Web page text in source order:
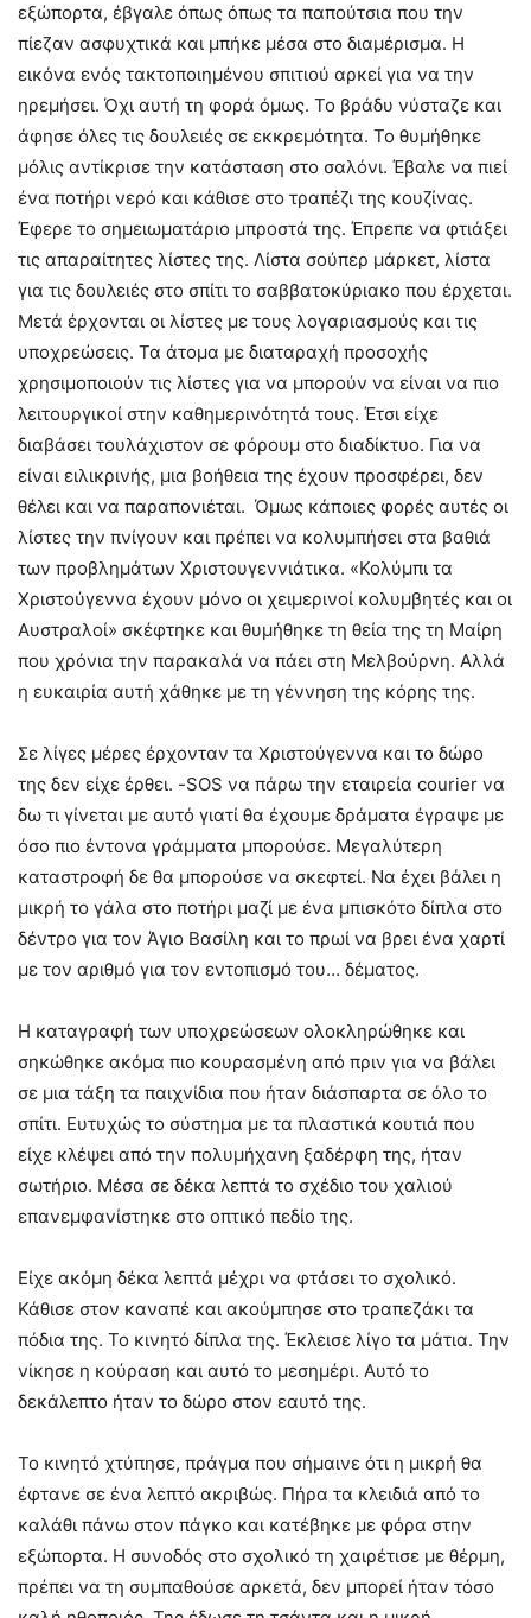
εξώπορτα, έβγαλε όπως όπως τα παπούτσια που την
πίεζαν ασφυχτικά και μπήκε μέσα στο διαμέρισμα. Η
εικόνα ενός τακτοποιημένου σπιτιού αρκεί για να την
ηρεμήσει. Όχι αυτή τη φορά όμως. Το βράδυ νύσταζε και
άφησε όλες τις δουλειές σε εκκρεμότητα. Το θυμήθηκε
μόλις αντίκρισε την κατάσταση στο σαλόνι. Έβαλε να πιεί
ένα ποτήρι νερό και κάθισε στο τραπέζι της κουζίνας.
Έφερε το σημειωματάριο μπροστά της. Έπρεπε να φτιάξει
τις απαραίτητες λίστες της. Λίστα σούπερ μάρκετ, λίστα
για τις δουλειές στο σπίτι το σαββατοκύριακο που έρχεται.
Μετά έρχονται οι λίστες με τους λογαριασμούς και τις
υποχρεώσεις. Τα άτομα με διαταραχή προσοχής
χρησιμοποιούν τις λίστες για να μπορούν να είναι να πιο
λειτουργικοί στην καθημερινότητά τους. Έτσι είχε
διαβάσει τουλάχιστον σε φόρουμ στο διαδίκτυο. Για να
είναι ειλικρινής, μια βοήθεια της έχουν προσφέρει, δεν
θέλει και να παραπονιέται. Όμως κάποιες φορές αυτές οι
λίστες την πνίγουν και πρέπει να κολυμπήσει στα βαθιά
των προβλημάτων Χριστουγεννιάτικα. «Κολύμπι τα
Χριστούγεννα έχουν μόνο οι χειμερινοί κολυμβητές και οι
Αυστραλοί» σκέφτηκε και θυμήθηκε τη θεία της τη Μαίρη
που χρόνια την παρακαλά να πάει στη Μελβούρνη. Αλλά
η ευκαιρία αυτή χάθηκε με τη γέννηση της κόρης της.
Σε λίγες μέρες έρχονταν τα Χριστούγεννα και το δώρο
της δεν είχε έρθει. -SOS να πάρω την εταιρεία courier να
δω τι γίνεται με αυτό γιατί θα έχουμε δράματα έγραψε με
όσο πιο έντονα γράμματα μπορούσε. Μεγαλύτερη
καταστροφή δε θα μπορούσε να σκεφτεί. Να έχει βάλει η
μικρή το γάλα στο ποτήρι μαζί με ένα μπισκότο δίπλα στο
δέντρο για τον Άγιο Βασίλη και το πρωί να βρει ένα χαρτί
με τον αριθμό για τον εντοπισμό του… δέματος.
Η καταγραφή των υποχρεώσεων ολοκληρώθηκε και
σηκώθηκε ακόμα πιο κουρασμένη από πριν για να βάλει
σε μια τάξη τα παιχνίδια που ήταν διάσπαρτα σε όλο το
σπίτι. Ευτυχώς το σύστημα με τα πλαστικά κουτιά που
είχε κλέψει από την πολυμήχανη ξαδέρφη της, ήταν
σωτήριο. Μέσα σε δέκα λεπτά το σχέδιο του χαλιού
επανεμφανίστηκε στο οπτικό πεδίο της.
Είχε ακόμη δέκα λεπτά μέχρι να φτάσει το σχολικό.
Κάθισε στον καναπέ και ακούμπησε στο τραπεζάκι τα
πόδια της. Το κινητό δίπλα της. Έκλεισε λίγο τα μάτια. Την
νίκησε η κούραση και αυτό το μεσημέρι. Αυτό το
δεκάλεπτο ήταν το δώρο στον εαυτό της.
Το κινητό χτύπησε, πράγμα που σήμαινε ότι η μικρή θα
έφτανε σε ένα λεπτό ακριβώς. Πήρα τα κλειδιά από το
καλάθι πάνω στον πάγκο και κατέβηκε με φόρα στην
εξώπορτα. Η συνοδός στο σχολικό τη χαιρέτισε με θέρμη,
πρέπει να τη συμπαθούσε αρκετά, δεν μπορεί ήταν τόσο